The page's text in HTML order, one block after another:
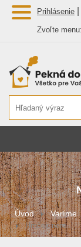
Prihlásenie
Zvoľte menu:
Úvod Varíme
Hrnček nere...